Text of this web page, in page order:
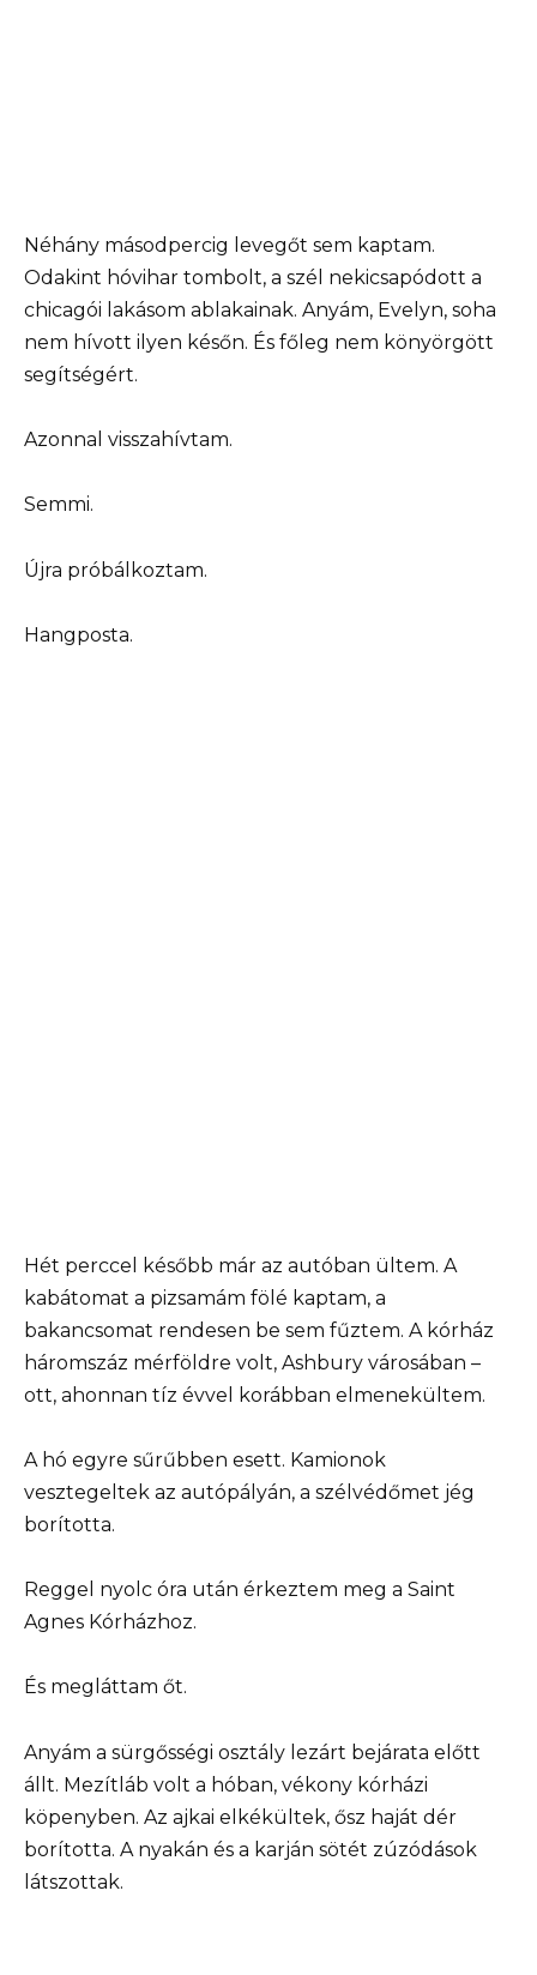
Néhány másodpercig levegőt sem kaptam.
Odakint hóvihar tombolt, a szél nekicsapódott a
chicagói lakásom ablakainak. Anyám, Evelyn, soha
nem hívott ilyen későn. És főleg nem könyörgött
segítségért.
Azonnal visszahívtam.
Semmi.
Újra próbálkoztam.
Hangposta.
Hét perccel később már az autóban ültem. A
kabátomat a pizsamám fölé kaptam, a
bakancsomat rendesen be sem fűztem. A kórház
háromszáz mérföldre volt, Ashbury városában –
ott, ahonnan tíz évvel korábban elmenekültem.
A hó egyre sűrűbben esett. Kamionok
vesztegeltek az autópályán, a szélvédőmet jég
borította.
Reggel nyolc óra után érkeztem meg a Saint
Agnes Kórházhoz.
És megláttam őt.
Anyám a sürgősségi osztály lezárt bejárata előtt
állt. Mezítláb volt a hóban, vékony kórházi
köpenyben. Az ajkai elkékültek, ősz haját dér
borította. A nyakán és a karján sötét zúzódások
látszottak.